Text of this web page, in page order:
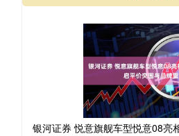
银河证券 悦意旗舰车型悦意08亮